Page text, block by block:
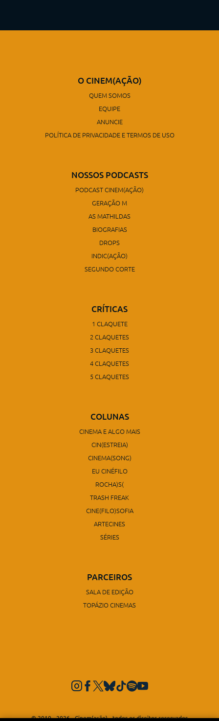
O CINEM(AÇÃO)
QUEM SOMOS
EQUIPE
ANUNCIE
POLÍTICA DE PRIVACIDADE E TERMOS DE USO
NOSSOS PODCASTS
PODCAST CINEM(AÇÃO)
GERAÇÃO M
AS MATHILDAS
BIOGRAFIAS
DROPS
INDIC(AÇÃO)
SEGUNDO CORTE
CRÍTICAS
1 CLAQUETE
2 CLAQUETES
3 CLAQUETES
4 CLAQUETES
5 CLAQUETES
COLUNAS
CINEMA E ALGO MAIS
CIN(ESTREIA)
CINEMA(SONG)
EU CINÉFILO
ROCHA)S(
TRASH FREAK
CINE(FILO)SOFIA
ARTECINES
SÉRIES
PARCEIROS
SALA DE EDIÇÃO
TOPÁZIO CINEMAS
© 2010 - 2026 - Cinem(ação) - todos os direitos reservados